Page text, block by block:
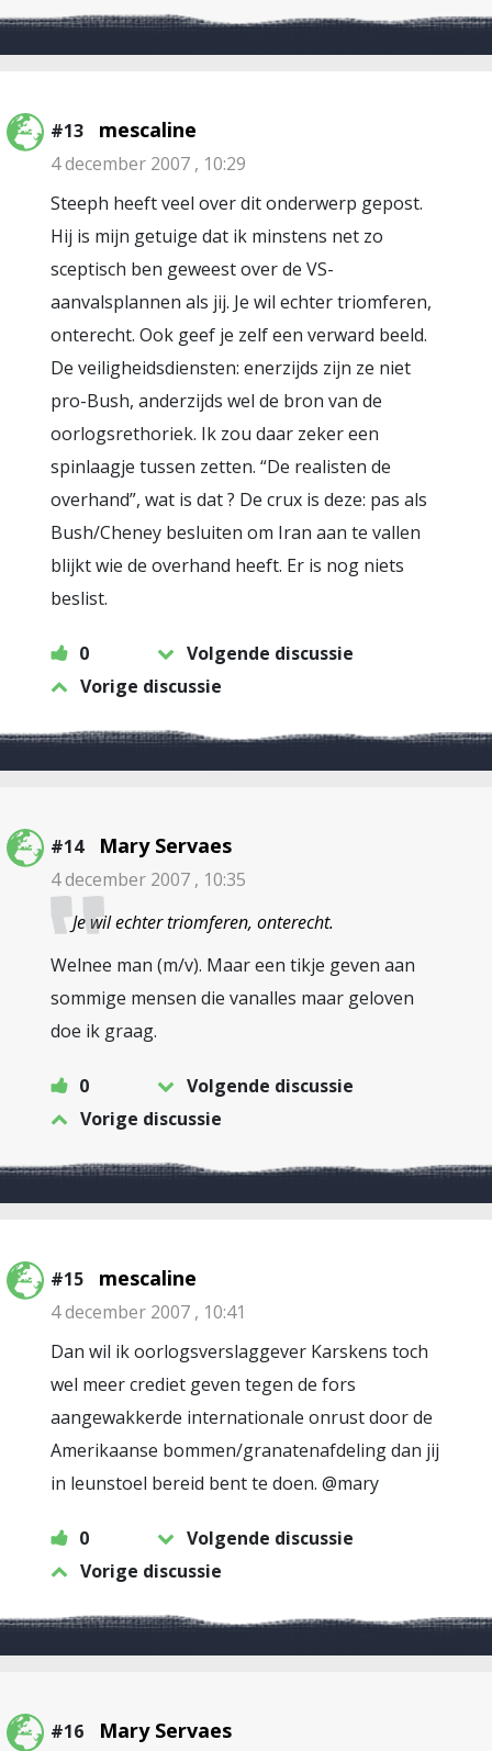
#13 mescaline
4 december 2007 , 10:29
Steeph heeft veel over dit onderwerp gepost.
Hij is mijn getuige dat ik minstens net zo
sceptisch ben geweest over de VS-
aanvalsplannen als jij. Je wil echter triomferen,
onterecht. Ook geef je zelf een verward beeld.
De veiligheidsdiensten: enerzijds zijn ze niet
pro-Bush, anderzijds wel de bron van de
oorlogsrethoriek. Ik zou daar zeker een
spinlaagje tussen zetten. “De realisten de
overhand”, wat is dat ? De crux is deze: pas als
Bush/Cheney besluiten om Iran aan te vallen
blijkt wie de overhand heeft. Er is nog niets
beslist.
0
Volgende discussie
Vorige discussie
#14 Mary Servaes
4 december 2007 , 10:35
Je wil echter triomferen, onterecht.
Welnee man (m/v). Maar een tikje geven aan
sommige mensen die vanalles maar geloven
doe ik graag.
0
Volgende discussie
Vorige discussie
#15 mescaline
4 december 2007 , 10:41
Dan wil ik oorlogsverslaggever Karskens toch
wel meer crediet geven tegen de fors
aangewakkerde internationale onrust door de
Amerikaanse bommen/granatenafdeling dan jij
in leunstoel bereid bent te doen. @mary
0
Volgende discussie
Vorige discussie
#16 Mary Servaes